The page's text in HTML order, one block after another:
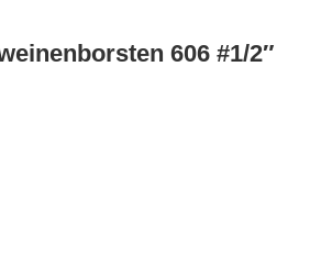
606 #1/2″